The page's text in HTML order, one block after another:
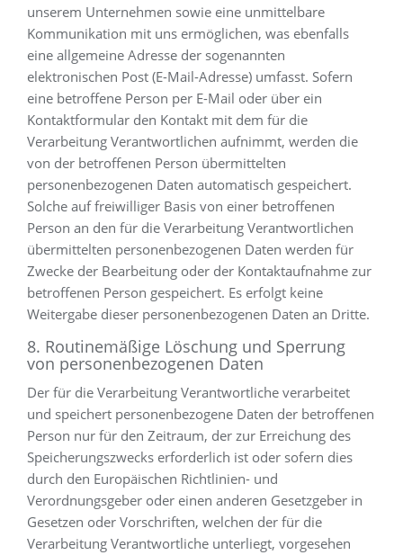
unserem Unternehmen sowie eine unmittelbare
Kommunikation mit uns ermöglichen, was ebenfalls
eine allgemeine Adresse der sogenannten
elektronischen Post (E-Mail-Adresse) umfasst. Sofern
eine betroffene Person per E-Mail oder über ein
Kontaktformular den Kontakt mit dem für die
Verarbeitung Verantwortlichen aufnimmt, werden die
von der betroffenen Person übermittelten
personenbezogenen Daten automatisch gespeichert.
Solche auf freiwilliger Basis von einer betroffenen
Person an den für die Verarbeitung Verantwortlichen
übermittelten personenbezogenen Daten werden für
Zwecke der Bearbeitung oder der Kontaktaufnahme zur
betroffenen Person gespeichert. Es erfolgt keine
Weitergabe dieser personenbezogenen Daten an Dritte.
8. Routinemäßige Löschung und Sperrung
von personenbezogenen Daten
Der für die Verarbeitung Verantwortliche verarbeitet
und speichert personenbezogene Daten der betroffenen
Person nur für den Zeitraum, der zur Erreichung des
Speicherungszwecks erforderlich ist oder sofern dies
durch den Europäischen Richtlinien- und
Verordnungsgeber oder einen anderen Gesetzgeber in
Gesetzen oder Vorschriften, welchen der für die
Verarbeitung Verantwortliche unterliegt, vorgesehen